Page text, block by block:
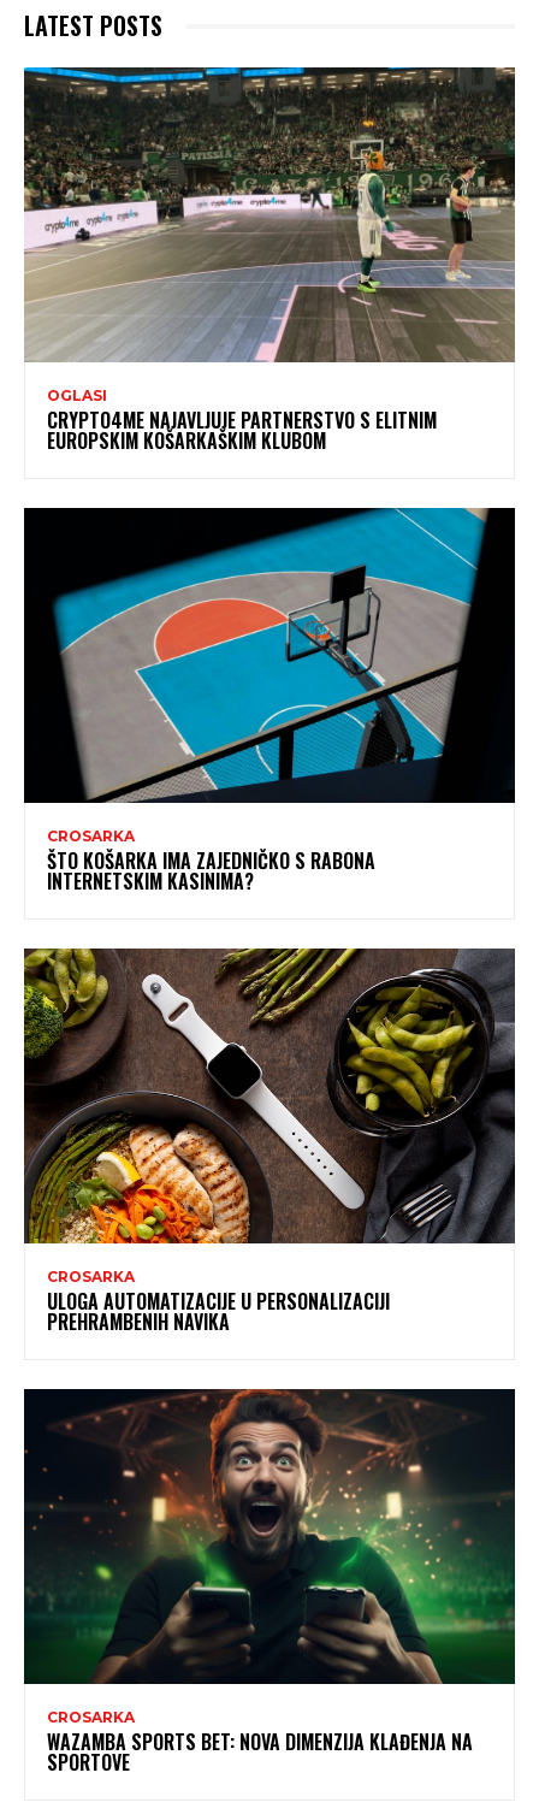
LATEST POSTS
OGLASI
CRYPTO4ME NAJAVLJUJE PARTNERSTVO S ELITNIM
EUROPSKIM KOŠARKAŠKIM KLUBOM
CROSARKA
ŠTO KOŠARKA IMA ZAJEDNIČKO S RABONA
INTERNETSKIM KASINIMA?
CROSARKA
ULOGA AUTOMATIZACIJE U PERSONALIZACIJI
PREHRAMBENIH NAVIKA
CROSARKA
WAZAMBA SPORTS BET: NOVA DIMENZIJA KLAĐENJA NA
SPORTOVE